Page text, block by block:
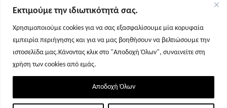
Εκτιμούμε την ιδιωτικότητά σας.
Χρησιμοποιούμε cookies για να σας εξασφαλίσουμε μία κορυφαία
εμπειρία περιήγησης και για να μας βοηθήσουν να βελτιώσουμε την
ιστοσελίδα μας.Κάνοντας κλικ στο "Αποδοχή Όλων", συναινείτε στη
χρήση των cookies από εμάς.
Αποδοχή Όλων
Σελίδα 1 Σελίδα 2 Σελίδα 3 Σελίδα 4